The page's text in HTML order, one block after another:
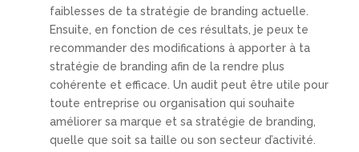
faiblesses de ta stratégie de branding actuelle.
Ensuite, en fonction de ces résultats, je peux te
recommander des modifications à apporter à ta
stratégie de branding afin de la rendre plus
cohérente et efficace. Un audit peut être utile pour
toute entreprise ou organisation qui souhaite
améliorer sa marque et sa stratégie de branding,
quelle que soit sa taille ou son secteur d’activité.